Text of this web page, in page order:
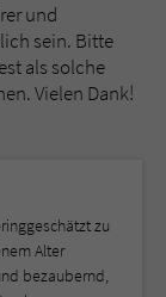
und
sein. Bitte
als solche
Vielen Dank!
zu
Alter
bezaubernd,